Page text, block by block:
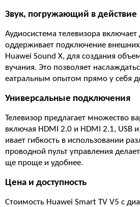
Звук, погружающий в действие
Аудиосистема телевизора
оддерживает подключение внешних
Huawei Sound X, для создания
вучания. Это позволяет
еатральным опытом прямо у себя
Универсальные подключения
Телевизор предлагает множество
включая HDMI 2.0 и HDMI 2.1, USB
ивает гибкость в использовании
проводной пульт управления
ще проще и удобнее.
Цена и доступность
Стоимость Huawei Smart TV V5 с